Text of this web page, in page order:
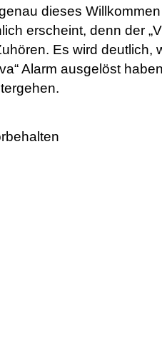
dieses
erscheint, denn der
Es wird deutlich,
Alarm ausgelöst